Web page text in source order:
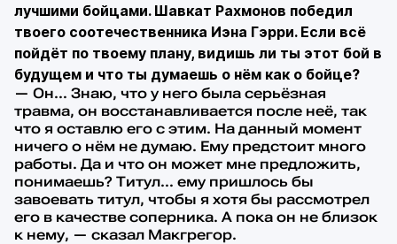
лучшими бойцами. Шавкат Рахмонов победил
твоего соотечественника Иэна Гэрри. Если всё
пойдёт по твоему плану, видишь ли ты этот бой в
будущем и что ты думаешь о нём как о бойце?
— Он… Знаю, что у него была серьёзная
травма, он восстанавливается после неё, так
что я оставлю его с этим. На данный момент
ничего о нём не думаю. Ему предстоит много
работы. Да и что он может мне предложить,
понимаешь? Титул… ему пришлось бы
завоевать титул, чтобы я хотя бы рассмотрел
его в качестве соперника. А пока он не близок
к нему, — сказал Макгрегор.